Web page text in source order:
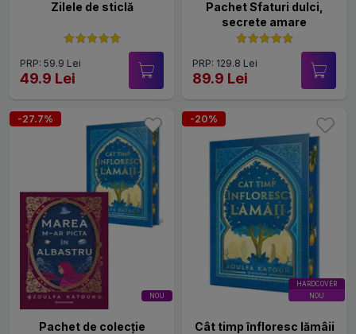
Zilele de sticlă
PRP: 59.9 Lei
49.9 Lei
Pachet Sfaturi dulci,
secrete amare
PRP: 129.8 Lei
89.9 Lei
NOU
-27.7%
Pachet de colecție
HARDCOVER
NOU
-20%
Cât timp înfloresc lămâii